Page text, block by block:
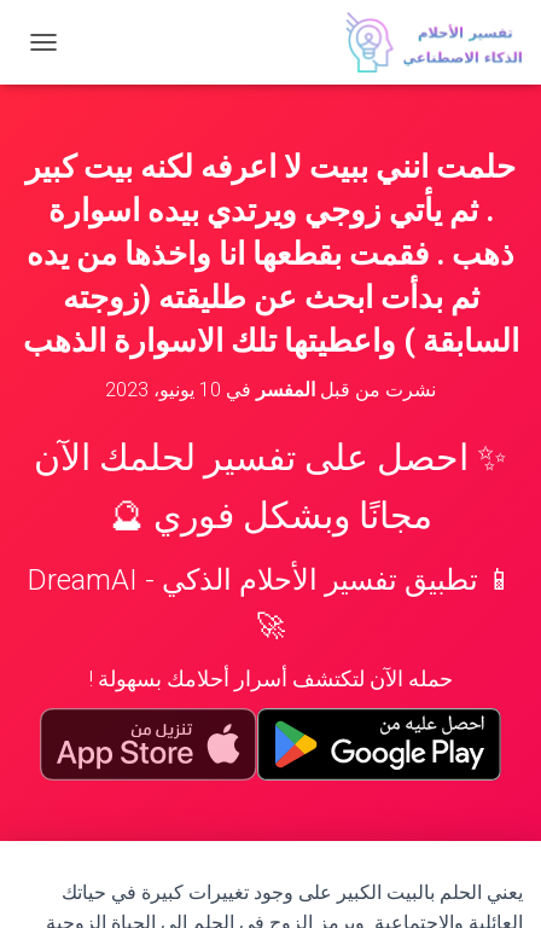
ب
ا
ق
حلمت انني ببيت لا اعرفه لكنه بيت كبير
. ثم يأتي زوجي ويرتدي بيده اسوارة
ذهب . فقمت بقطعها انا واخذها من يده
ثم بدأت ابحث عن طليقته (زوجته
السابقة ) واعطيتها تلك الاسوارة الذهب
نشرت من قبل المفسر في 10 يونيو، 2023
✨ احصل على تفسير لحلمك الآن
مجانًا وبشكل فوري 🔮
📱 تطبيق تفسير الأحلام الذكي - DreamAI
🚀
حمله الآن لتكتشف أسرار أحلامك بسهولة !
يعني الحلم بالبيت الكبير على وجود تغييرات كبيرة في حياتك
العائلية والاجتماعية. ويرمز الزوج في الحلم إلى الحياة الزوجية